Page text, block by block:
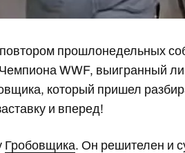
прошлонедельных
WWF, выигранный
который пришел
и вперед!
Гробовщика. Он решителен и